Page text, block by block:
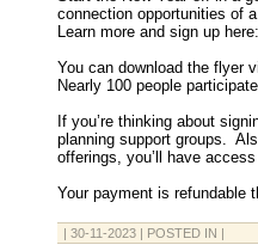
connection opportunities of
Learn more and sign up
You can download the flyer
Nearly 100 people
If you’re thinking about
planning support groups.
offerings, you’ll have
Your payment is refundable
| 30-11-2023 | POSTED IN |